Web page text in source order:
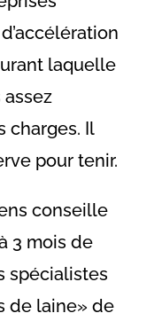
laquelle
assez
charges. Il
pour tenir.
conseille
3 mois de
spécialistes
de laine» de